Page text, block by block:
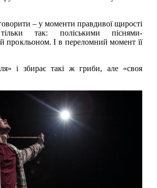
– у моменти правдивої щирості
тільки так: поліськими піснями-
прокльоном. І в переломний момент її
і збирає такі ж гриби, але «своя